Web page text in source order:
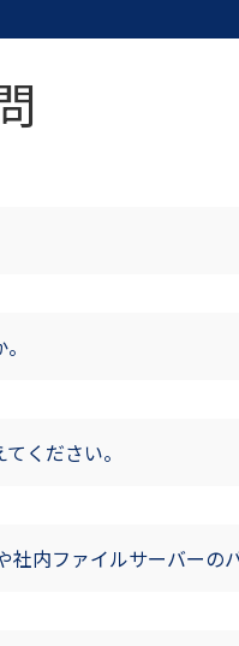
ください。
社内ファイルサーバーの